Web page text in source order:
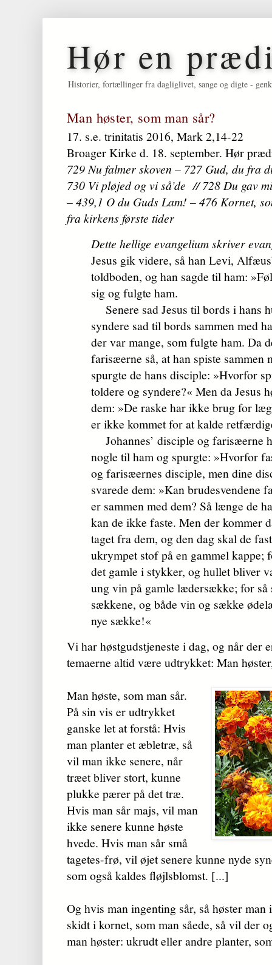
Hør en
Historier, fortællinger fra dagliglivet, sange og digte -
Man høster, som man sår?
17. s.e. trinitatis 2016, Mark 2,14-22
Broager Kirke d. 18. september. Hør
729 Nu falmer skoven – 727​ ​Gud, du fra
730 Vi pløjed og vi så’de // 728 Du gav
– 439,1 O du Guds Lam! – 476 Kornet,
fra kirkens første tider
Dette hellige evangelium skriver
Jesus gik videre, så han Levi,
toldboden, og han sagde til ham:
sig og fulgte ham.
Senere sad Jesus til bords i hans
syndere sad til bords sammen med
der var mange, som fulgte ham. Da
farisæerne så, at han spiste sammen
spurgte de hans disciple: »Hvorfor
toldere og syndere?« Men da Jesus
dem: »De raske har ikke brug for
er ikke kommet for at kalde
Johannes’ disciple og farisæerne
nogle til ham og spurgte: »Hvorfor
og farisæernes disciple, men dine
svarede dem: »Kan brudesvendene
er sammen med dem? Så længe de
kan de ikke faste. Men der kommer
taget fra dem, og den dag skal de
ukrympet stof på en gammel kappe;
det gamle i stykker, og hullet bliver
ung vin på gamle lædersække; for
sækkene, og både vin og sække
nye sække!«
Vi har høstgudstjeneste i dag, og når der
temaerne altid være udtrykket: Man
Man høste, som man sår.
På sin vis er udtrykket
ganske let at forstå: Hvis
man planter et æbletræ, så
vil man ikke senere, når
træet bliver stort, kunne
plukke pærer på det træ.
Hvis man sår majs, vil man
ikke senere kunne høste
hvede. Hvis man sår små
tagetes-frø, vil øjet senere kunne nyde
som også kaldes fløjlsblomst. [...]
Og hvis man ingenting sår, så høster
skidt i kornet, som man såede, så vil der
man høster: ukrudt eller andre planter,